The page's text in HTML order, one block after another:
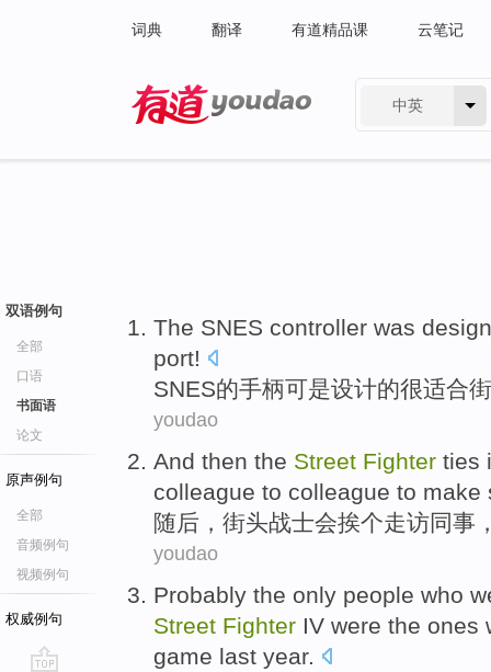
词典 翻译 有道精品课 云笔记
中英
双语例句
全部
口语
书面语
论文
原声例句
全部
音频例句
视频例句
权威例句
The SNES controller was
port!
SNES的手柄可是设计的很适合
youdao
And then the Street Fighter ties
colleague to colleague to make
随后 ， 街头战士会挨个走访同事
youdao
Probably the only people who
Street Fighter IV were the ones
game last year.